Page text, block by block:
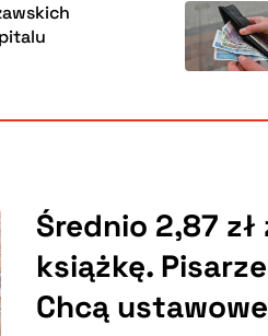
6
Średnio 2,87
książkę.
Chcą